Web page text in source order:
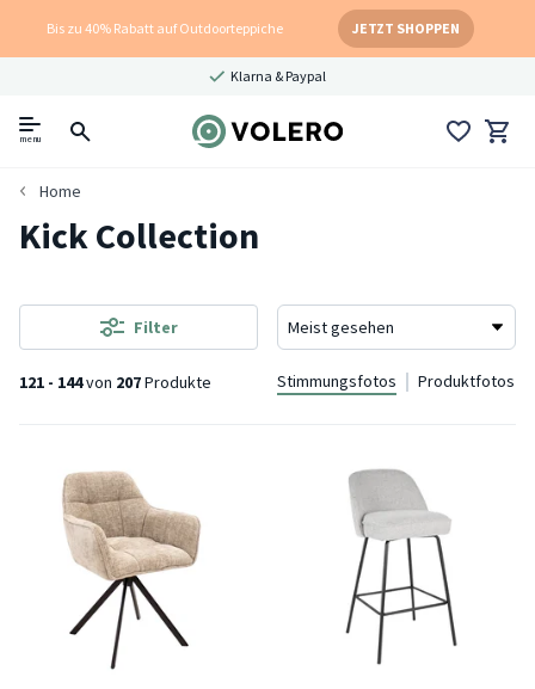
Bis zu 40% Rabatt auf Outdoorteppiche JETZT SHOPPEN
Klarna & Paypal
menu
Home
Kick Collection
121 - 144von 207Produkte
Filter
Stimmungsfotos Produktfotos